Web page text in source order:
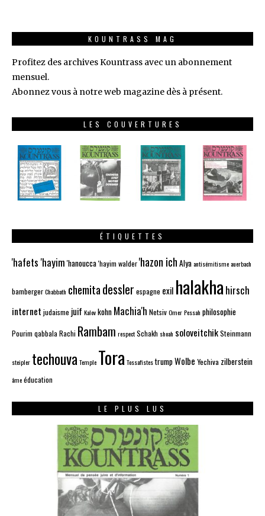
KOUNTRASS MAG
Profitez des archives Kountrass avec un abonnement
mensuel.
Abonnez vous à notre web magazine dès à présent.
LES COUVERTURES
ÉTIQUETTES
'hafets 'hayim 'hanoucca'hayim walder'hazon ich Alyaantisémitismeauerbach
bambergerChabbath chemitadessler espagne exil halakha hirsch
internet judaisme juif Kalovkohn Machia'h NetsivOmerPessah philosophie
Pourim qabbalaRachi Rambam respectSchakh shoah soloveitchikSteinmann
steipler techouvaTemple Tora TossafistestrumpWolbe Yechiva zilberstein
âmeéducation
LE PLUS LUS